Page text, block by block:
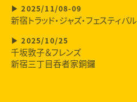
2025/11/08-09
新宿トラッド・ジャズ・フェスティバル
2025/10/25
千坂敦子＆フレンズ
新宿三丁目呑者家銅鑼